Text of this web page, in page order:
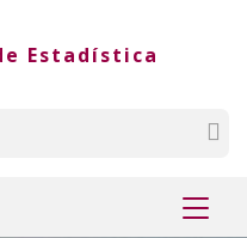
Estadística